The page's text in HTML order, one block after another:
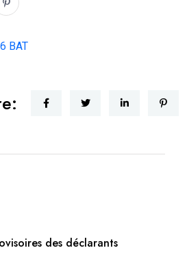
BAT
des déclarants